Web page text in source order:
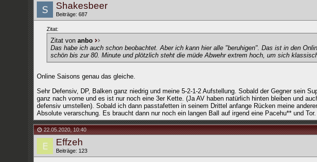
Shakesbeer
Beiträge: 687
Zitat:
Zitat von anbo
Das habe ich auch schon beobachtet. Aber ich kann hier alle "beruhigen". Das ist in den
schön bis zur 80. Minute und plötzlich steht die müde Abwehr extrem hoch, um sich
Online Saisons genau das gleiche.
Sehr Defensiv, DP, Balken ganz niedrig und meine 5-2-1-2 Aufstellung. Sobald der Gegner sein
ganz nach vorne und es ist nur noch eine 3er Kette. (Ja AV haben natürlich hinten bleiben und
defensiv umstellen). Sobald ich dann passtafetten in seinem Drittel anfange Rücken meine
Absolute verarschung. Es braucht dann nur noch ein langen Ball auf irgend eine Pacehu** und
22.05.2020,10:40
Effzeh
Beiträge: 123